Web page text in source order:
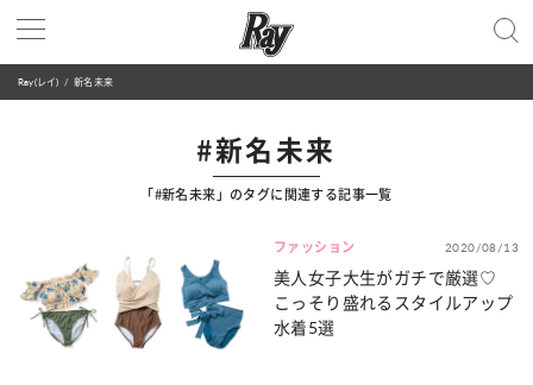
Ray(レイ) 新名未来
#新名未来
「#新名未来」のタグに関連する記事一覧
ファッション 2020/08/13
美人女子大生がガチで厳選♡
こっそり盛れるスタイルアップ
水着5選